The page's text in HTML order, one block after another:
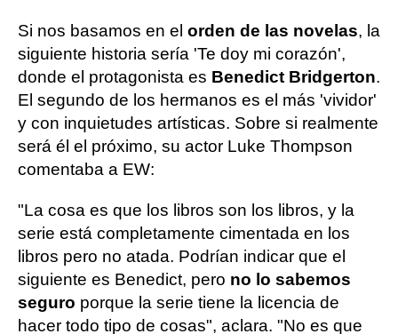
Si nos basamos en el orden de las novelas, la
siguiente historia sería 'Te doy mi corazón',
donde el protagonista es Benedict Bridgerton.
El segundo de los hermanos es el más 'vividor'
y con inquietudes artísticas. Sobre si realmente
será él el próximo, su actor Luke Thompson
comentaba a EW:
"La cosa es que los libros son los libros, y la
serie está completamente cimentada en los
libros pero no atada. Podrían indicar que el
siguiente es Benedict, pero no lo sabemos
seguro porque la serie tiene la licencia de
hacer todo tipo de cosas", aclara. "No es que